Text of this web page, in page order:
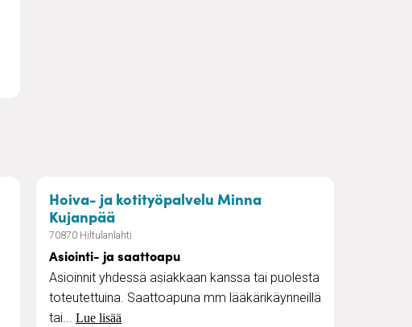
Hoiva- ja kotityöpalvelu Minna
Kujanpää– Asiointi- ja saattoapu
70870 Hiltulanlahti
Asiointi- ja saattoapu
Asioinnit yhdessä asiakkaan kanssa tai puolesta
toteutettuina. Saattoapuna mm lääkärikäynneillä
tai... Lue lisää